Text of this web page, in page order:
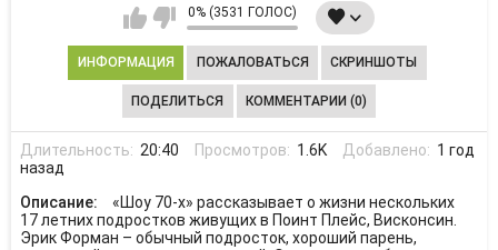
0% (3531 ГОЛОС)
ИНФОРМАЦИЯ ПОЖАЛОВАТЬСЯ СКРИНШОТЫ
ПОДЕЛИТЬСЯ КОММЕНТАРИИ (0)
Длительность: 20:40 Просмотров: 1.6K Добавлено: 1 год
назад
Описание:
«Шоу 70-х» рассказывает о жизни нескольких
17 летних подростков живущих в Поинт Плейс, Висконсин.
Эрик Форман – обычный подросток, хороший парень,